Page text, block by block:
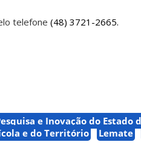
telefone (48) 3721-2665.
e Inovação do Estado
e do Território
Lemate